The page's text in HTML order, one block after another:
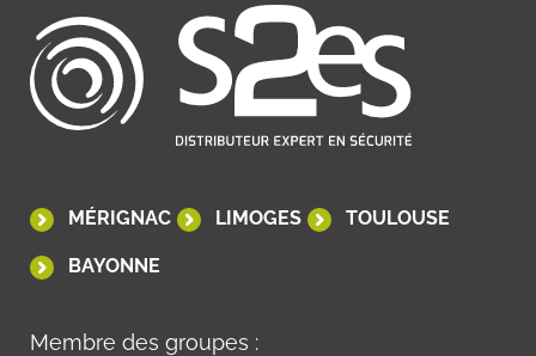
MÉRIGNAC LIMOGES TOULOUSE
BAYONNE
Membre des groupes :